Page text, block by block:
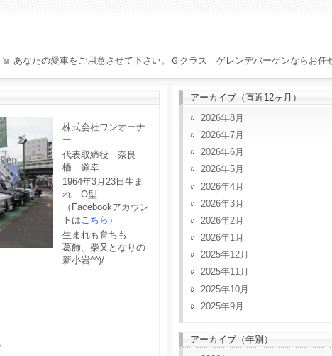
あなたの愛車をご用意させて下さい。Ｇクラス ゲレンデバーゲンならお任
株式会社ワンオーナ
ー
代表取締役 奈良
橋 道幸
1964年3月23日生ま
れ O型
（Facebookアカウン
トはこちら ）
生まれも育ちも
葛飾、柴又となりの
新小岩^^)/
アーカイブ（直近12ヶ月）
2026年8月
2026年7月
2026年6月
2026年5月
2026年4月
2026年3月
2026年2月
2026年1月
2025年12月
2025年11月
2025年10月
2025年9月
アーカイブ（年別）